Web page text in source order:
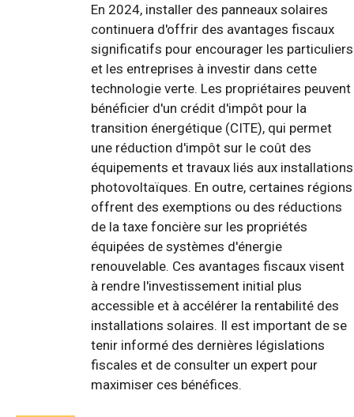
En 2024, installer des panneaux solaires
continuera d'offrir des avantages fiscaux
significatifs pour encourager les particuliers
et les entreprises à investir dans cette
technologie verte. Les propriétaires peuvent
bénéficier d'un crédit d'impôt pour la
transition énergétique (CITE), qui permet
une réduction d'impôt sur le coût des
équipements et travaux liés aux installations
photovoltaïques. En outre, certaines régions
offrent des exemptions ou des réductions
de la taxe foncière sur les propriétés
équipées de systèmes d'énergie
renouvelable. Ces avantages fiscaux visent
à rendre l'investissement initial plus
accessible et à accélérer la rentabilité des
installations solaires. Il est important de se
tenir informé des dernières législations
fiscales et de consulter un expert pour
maximiser ces bénéfices.